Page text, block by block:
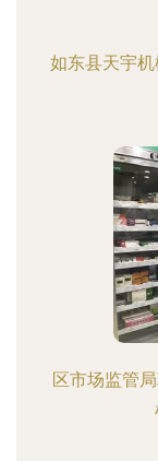
如东县天宇
区市场监管